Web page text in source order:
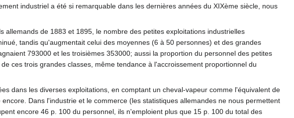
industriel a été si remarquable dans les dernières années du XIXème siècle, nous
de 1883 et 1895, le nombre des petites exploitations industrielles
tandis qu'augmentait celui des moyennes (6 à 50 personnes) et des grandes
793000 et les troisièmes 353000; aussi la proportion du personnel des petites
ces trois grandes classes, même tendance à l'accroissement proportionnel du
dans les diverses exploitations, en comptant un cheval-vapeur comme l'équivalent de
Dans l'industrie et le commerce (les statistiques allemandes ne nous permettent
encore 46 p. 100 du personnel, ils n'emploient plus que 15 p. 100 du total des